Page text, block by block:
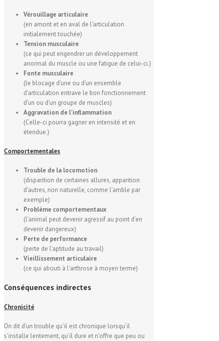
Vérouillage articulaire
(en amont et en aval de l’articulation
initialement touchée)
Tension musculaire
(ce qui peut engendrer un développement
anormal du muscle ou une fatigue de celui-ci.)
Fonte musculaire
(le blocage d’une ou d’un ensemble
d’articulation entrave le bon fonctionnement
d’un ou d’un groupe de muscles)
Aggravation de l’inflammation
(Celle-ci pourra gagner en intensité et en
étendue.)
Comportementales
Trouble de la locomotion
(disparition de certaines allures, apparition
d’autres, non naturelle, comme l’amble par
exemple)
Problème comportementaux
(l’animal peut devenir agressif au point d’en
devenir dangereux)
Perte de performance
(perte de l’aptitude au travail)
Vieillissement articulaire
(ce qui abouti à l’arthrose à moyen terme)
Conséquences indirectes
Chronicité
On dit d’un trouble qu’il est chronique lorsqu’il
s’installe lentement, qu’il dure et n’offre que peu ou